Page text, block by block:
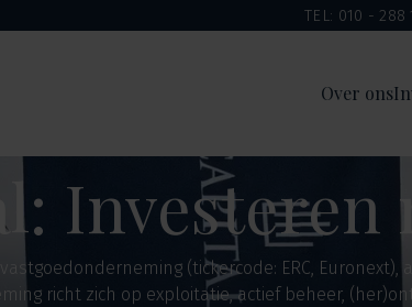
TEL: 010 - 288
Over ons
Investeren
(tickercode: ERC,
richt zich op exploitatie, actief beheer,